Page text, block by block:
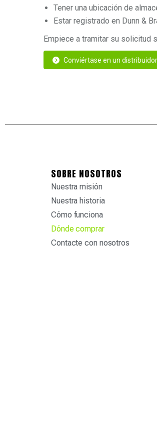
Tener una ubicación de
Estar registrado en Dunn &
Empiece a tramitar su solicitud
Conviértase en un distribuidor
SOBRE NOSOTROS
Nuestra misión
Nuestra historia
Cómo funciona
Dónde comprar
Contacte con nosotros